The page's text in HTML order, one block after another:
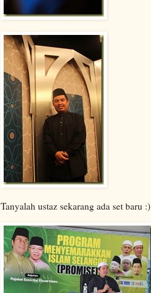
Tanyalah ustaz sekarang ada set baru :)